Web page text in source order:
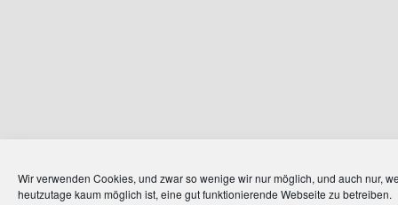
Wir verwenden Cookies, und zwar so wenige wir nur möglich, und auch nur,
heutzutage kaum möglich ist, eine gut funktionierende Webseite zu betreiben.